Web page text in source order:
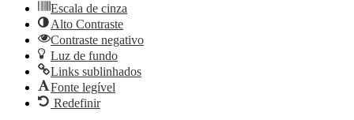
Escala de cinza
Alto Contraste
Contraste negativo
Luz de fundo
Links sublinhados
Fonte legível
Redefinir